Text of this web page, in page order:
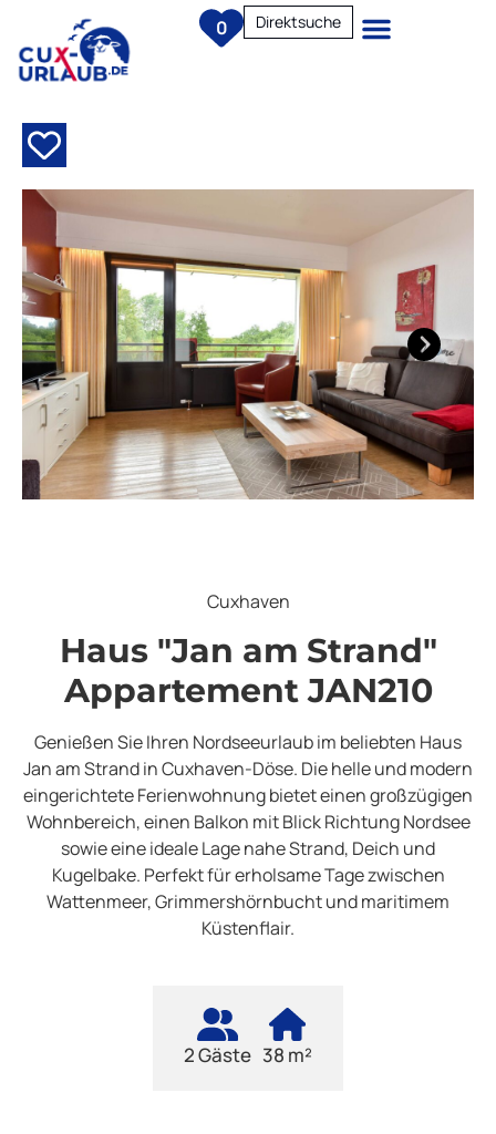
0 Direktsuche
Next
Cuxhaven
Haus "Jan am Strand"
Appartement JAN210
Genießen Sie Ihren Nordseeurlaub im beliebten Haus
Jan am Strand in Cuxhaven-Döse. Die helle und modern
eingerichtete Ferienwohnung bietet einen großzügigen
Wohnbereich, einen Balkon mit Blick Richtung Nordsee
sowie eine ideale Lage nahe Strand, Deich und
Kugelbake. Perfekt für erholsame Tage zwischen
Wattenmeer, Grimmershörnbucht und maritimem
Küstenflair.
2 Gäste 38 m²